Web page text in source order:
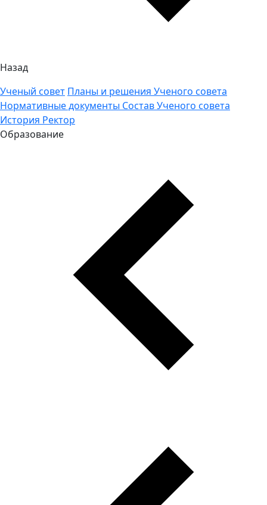
Назад
Ученый совет Планы и решения Ученого совета
Нормативные документы Состав Ученого совета
История Ректор
Образование